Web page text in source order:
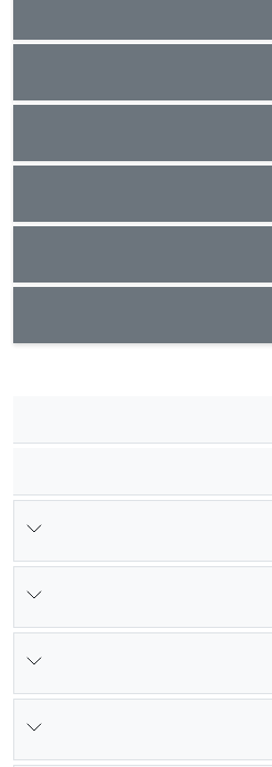
است و مجموعه جواب های موثر
ی بالاتر بودن قابلیت اطمینان
به سایر سیستم ها بود.